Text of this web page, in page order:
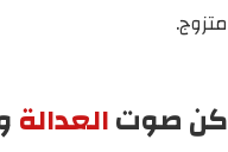
متزوج.
كن صوتالعدالة